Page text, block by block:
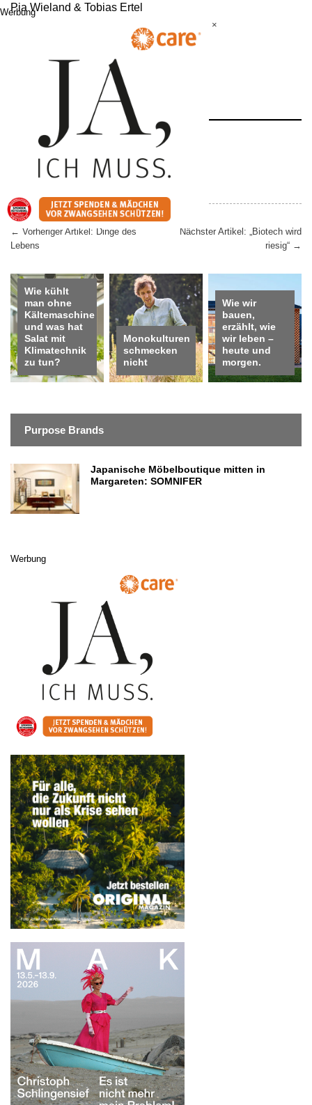
Pia Wieland & Tobias Ertel
240 Seiten
ISBN: 978-3-95728-436-5
Knesebeck Verlag
Teilen auf:
Facebook
Beitragsnavigation
← Vorheriger Artikel: Dinge des
Lebens
Nächster Artikel: „Biotech wird
riesig“ →
Wie kühlt
man ohne
Kältemaschine
und was hat
Salat mit
Klimatechnik
zu tun?
Monokulturen
schmecken
nicht
Wie wir
bauen,
erzählt, wie
wir leben –
heute und
morgen.
Purpose Brands
Japanische Möbelboutique mitten in
Margareten: SOMNIFER
Werbung
Werbung
×